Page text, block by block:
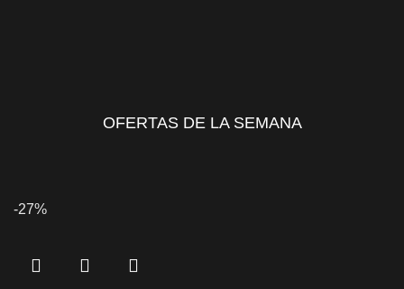
OFERTAS DE LA SEMANA
-27%